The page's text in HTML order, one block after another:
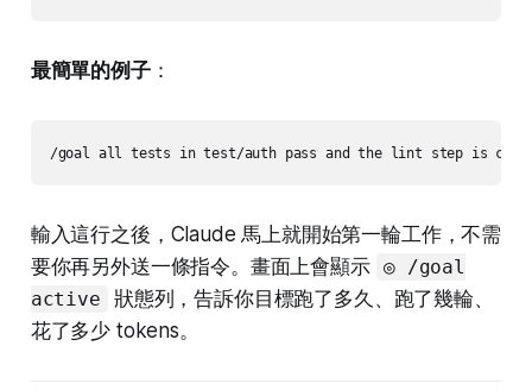
最簡單的例子：
輸入這行之後，Claude 馬上就開始第一輪工作，不需
要你再另外送一條指令。畫面上會顯示 ◎ /goal
active
狀態列，告訴你目標跑了多久、跑了幾輪、
花了多少 tokens。